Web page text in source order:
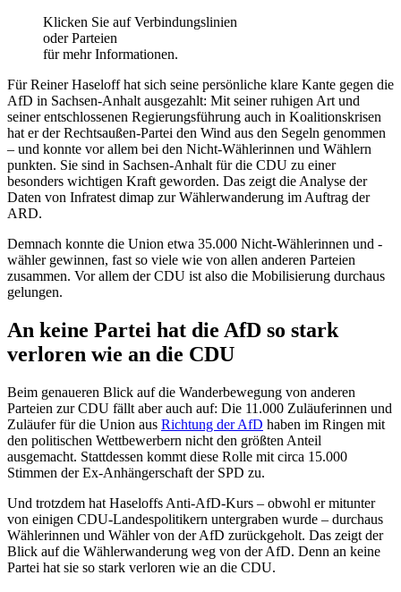
Klicken Sie auf Verbindungslinien
oder Parteien
für mehr Informationen.
Für Reiner Haseloff hat sich seine persönliche klare Kante gegen die
AfD in Sachsen-Anhalt ausgezahlt: Mit seiner ruhigen Art und
seiner entschlossenen Regierungsführung auch in Koalitionskrisen
hat er der Rechtsaußen-Partei den Wind aus den Segeln genommen
– und konnte vor allem bei den Nicht-Wählerinnen und Wählern
punkten. Sie sind in Sachsen-Anhalt für die CDU zu einer
besonders wichtigen Kraft geworden. Das zeigt die Analyse der
Daten von Infratest dimap zur Wählerwanderung im Auftrag der
ARD.
Demnach konnte die Union etwa 35.000 Nicht-Wählerinnen und -
wähler gewinnen, fast so viele wie von allen anderen Parteien
zusammen. Vor allem der CDU ist also die Mobilisierung durchaus
gelungen.
An keine Partei hat die AfD so stark
verloren wie an die CDU
Beim genaueren Blick auf die Wanderbewegung von anderen
Parteien zur CDU fällt aber auch auf: Die 11.000 Zuläuferinnen und
Zuläufer für die Union aus Richtung der AfD haben im Ringen mit
den politischen Wettbewerbern nicht den größten Anteil
ausgemacht. Stattdessen kommt diese Rolle mit circa 15.000
Stimmen der Ex-Anhängerschaft der SPD zu.
Und trotzdem hat Haseloffs Anti-AfD-Kurs – obwohl er mitunter
von einigen CDU-Landespolitikern untergraben wurde – durchaus
Wählerinnen und Wähler von der AfD zurückgeholt. Das zeigt der
Blick auf die Wählerwanderung weg von der AfD. Denn an keine
Partei hat sie so stark verloren wie an die CDU.